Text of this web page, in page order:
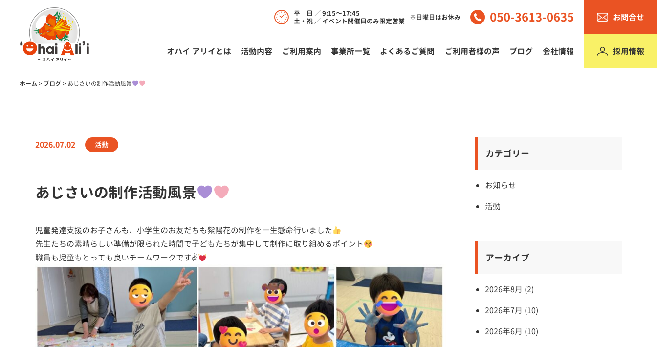
平 日 ／ 9:15～17:45
土・祝 ／ イベント開催日のみ限定営業
※日曜日はお休み 050-3613-0635
オハイ アリイとは 活動内容 ご利⽤案内 事業所一覧 よくあるご質問 ご利用者様の声 ブログ 会社情報
お問合せ
採用情報
ホーム > ブログ> あじさいの制作活動風景
2026.07.02 活動
あじさいの制作活動風景
児童発達支援のお子さんも、小学生のお友だちも紫陽花の制作を一生懸命行いました
先生たちの素晴らしい準備が限られた時間で子どもたちが集中して制作に取り組めるポイント
職員も児童もとっても良いチームワークです✌
カテゴリー
お知らせ
活動
アーカイブ
2026年8月 (2)
2026年7月 (10)
2026年6月 (10)